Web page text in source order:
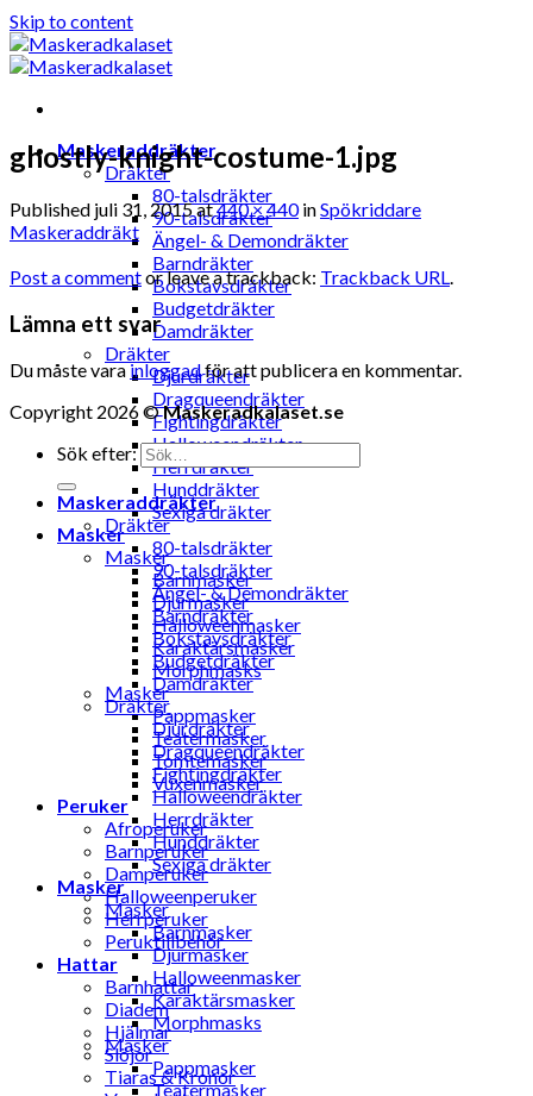
Skip to content
Maskeraddräkter
Dräkter
80-talsdräkter
90-talsdräkter
Ängel- & Demondräkter
Barndräkter
Bokstavsdräkter
Budgetdräkter
Damdräkter
Dräkter
Djurdräkter
Dragqueendräkter
Fightingdräkter
Halloweendräkter
Herrdräkter
Hunddräkter
Sexiga dräkter
Masker
Masker
Barnmasker
Djurmasker
Halloweenmasker
Karaktärsmasker
Morphmasks
Masker
Pappmasker
Teatermasker
Tomtemasker
Vuxenmasker
Peruker
Afroperuker
Barnperuker
Damperuker
Halloweenperuker
Herrperuker
Peruktillbehör
Hattar
Barnhattar
Diadem
Hjälmar
Slöjor
Tiaras & Kronor
ghostly-knight-costume-1.jpg
Published juli 31, 2015at440 × 440inSpökriddare
Maskeraddräkt
Post a commentor leave a trackback: Trackback URL.
Lämna ett svar
Du måste varainloggadför att publicera en kommentar.
Copyright 2026 ©Maskeradkalaset.se
Sök efter:
Maskeraddräkter
Dräkter
80-talsdräkter
90-talsdräkter
Ängel- & Demondräkter
Barndräkter
Bokstavsdräkter
Budgetdräkter
Damdräkter
Dräkter
Djurdräkter
Dragqueendräkter
Fightingdräkter
Halloweendräkter
Herrdräkter
Hunddräkter
Sexiga dräkter
Masker
Masker
Barnmasker
Djurmasker
Halloweenmasker
Karaktärsmasker
Morphmasks
Masker
Pappmasker
Teatermasker